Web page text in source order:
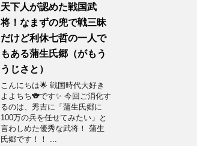
t
e
r
で
共
有
(
し
い
ウ
ィ
ン
ド
ウ
で
開
き
ま
共
有
す
る
に
は
ク
リ
ク
し
て
く
だ
さ
い
(
新
し
い
天下人が認めた戦国武
将！なまずの兜で戦三昧
だけど利休七哲の一人で
もある蒲生氏郷（がもう
うじさと）
こんにちは🌟 戦国時代大好き
よよちち🐨です✨ 今回ご消化す
るのは、秀吉に「蒲生氏郷に
100万の兵を任せてみたい」と
言わしめた優秀な武将！ 蒲生
氏郷です！！ ...